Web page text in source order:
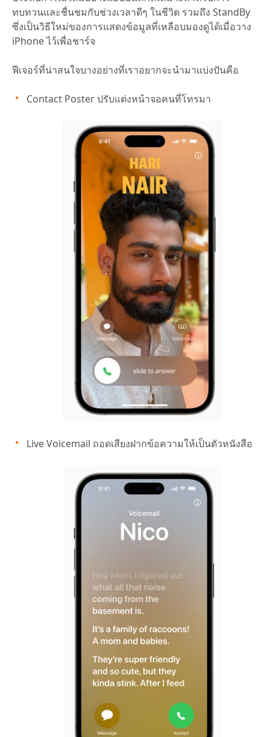
ทบทวนและชื่นชมกับช่วงเวลาดีๆ ในชีวิต รวมถึง StandBy
ซึ่งเป็นวิธีใหม่ของการแสดงข้อมูลที่เหลือบมองดูได้เมื่อวาง
iPhone ไว้เพื่อชาร์จ
ฟีเจอร์ที่น่าสนใจบางอย่างที่เราอยากจะนำมาแบ่งปันคือ
Contact Poster ปรับแต่งหน้าจอคนที่โทรมา
Live Voicemail ถอดเสียงฝากข้อความให้เป็นตัวหนังสือ